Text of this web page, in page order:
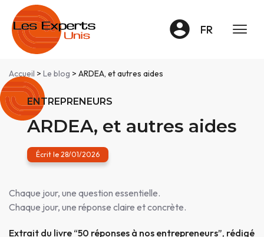
FR
Accueil > Le blog > ARDEA, et autres aides
ENTREPRENEURS
ARDEA, et autres aides
Écrit le 28/01/2026
Chaque jour, une question essentielle.
Chaque jour, une réponse claire et concrète.
Extrait du livre “50 réponses à nos entrepreneurs”, rédigé
Panneau de gestion des cookies